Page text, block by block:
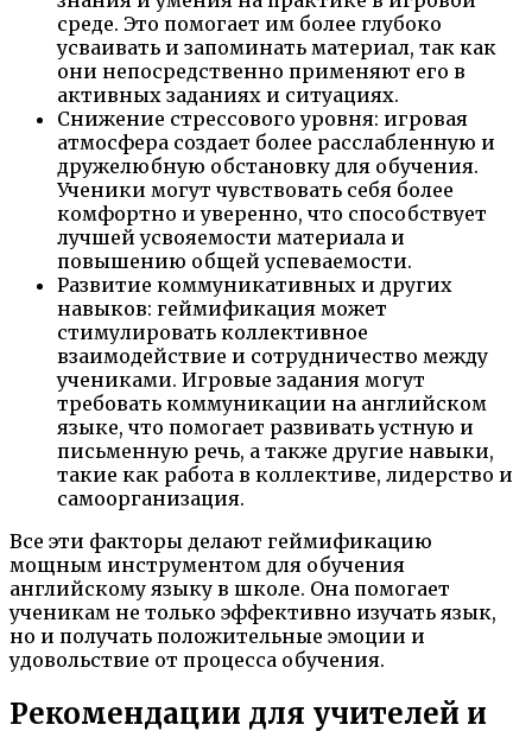
среде. Это помогает им более глубоко
усваивать и запоминать материал, так как
они непосредственно применяют его в
активных заданиях и ситуациях.
Снижение стрессового уровня: игровая
атмосфера создает более расслабленную и
дружелюбную обстановку для обучения.
Ученики могут чувствовать себя более
комфортно и уверенно, что способствует
лучшей усвояемости материала и
повышению общей успеваемости.
Развитие коммуникативных и других
навыков: геймификация может
стимулировать коллективное
взаимодействие и сотрудничество между
учениками. Игровые задания могут
требовать коммуникации на английском
языке, что помогает развивать устную и
письменную речь, а также другие навыки,
такие как работа в коллективе, лидерство и
самоорганизация.
Все эти факторы делают геймификацию
мощным инструментом для обучения
английскому языку в школе. Она помогает
ученикам не только эффективно изучать язык,
но и получать положительные эмоции и
удовольствие от процесса обучения.
Рекомендации для учителей и